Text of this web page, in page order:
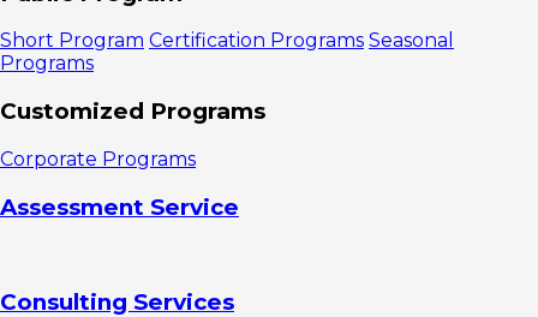
B2C dan
Contohnya
1. Direct
Sellers
2. Online
Intermediaries
Advertising
4. Berbasis
subscriptions
Short Program Certification Programs Seasonal
Programs
Customized Programs
Corporate Programs
Assessment Service
Consulting Services